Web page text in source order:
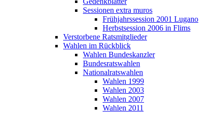
Sessionen extra muros
Frühjahrssession 2001 Lugano
Herbstsession 2006 in Flims
Verstorbene Ratsmitglieder
Wahlen im Rückblick
Wahlen Bundeskanzler
Bundesratswahlen
Nationalratswahlen
Wahlen 1999
Wahlen 2003
Wahlen 2007
Wahlen 2011